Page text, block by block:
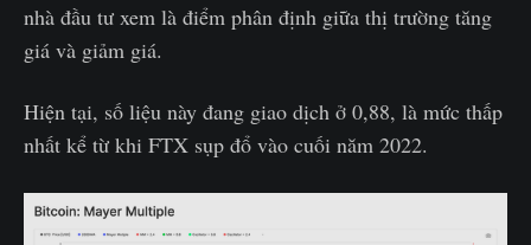
nhà đầu tư xem là điểm phân định giữa thị trường tăng
giá và giảm giá.
Hiện tại, số liệu này đang giao dịch ở 0,88, là mức thấp
nhất kể từ khi FTX sụp đổ vào cuối năm 2022.